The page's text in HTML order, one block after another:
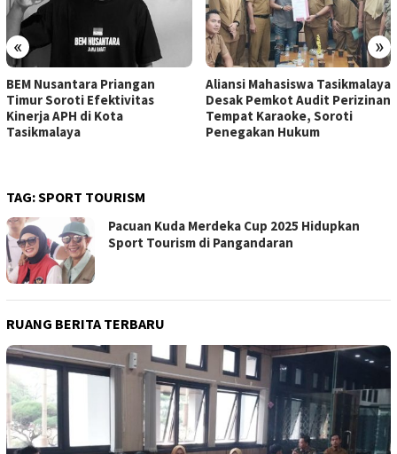
« »
BEM Nusantara Priangan
Timur Soroti Efektivitas
Kinerja APH di Kota
Tasikmalaya
Aliansi Mahasiswa Tasikmalaya
Desak Pemkot Audit Perizinan
Tempat Karaoke, Soroti
Penegakan Hukum
TAG:SPORT TOURISM
Pacuan Kuda Merdeka Cup 2025 Hidupkan
Sport Tourism di Pangandaran
RUANG BERITA TERBARU